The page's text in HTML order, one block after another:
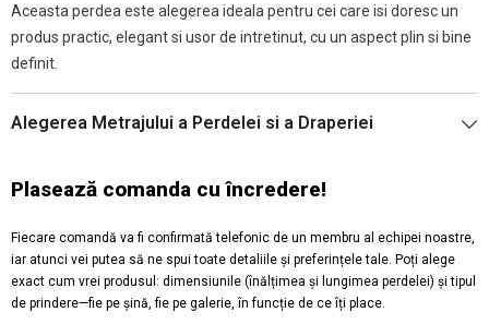
Aceasta perdea este alegerea ideala pentru cei care isi doresc un
produs practic, elegant si usor de intretinut, cu un aspect plin si bine
definit.
Alegerea Metrajului a Perdelei si a Draperiei
Plasează comanda cu încredere!
Fiecare comandă va fi confirmată telefonic de un membru al echipei noastre,
iar atunci vei putea să ne spui toate detaliile și preferințele tale. Poți alege
exact cum vrei produsul: dimensiunile (înălțimea și lungimea perdelei) și tipul
de prindere—fie pe șină, fie pe galerie, în funcție de ce îți place.